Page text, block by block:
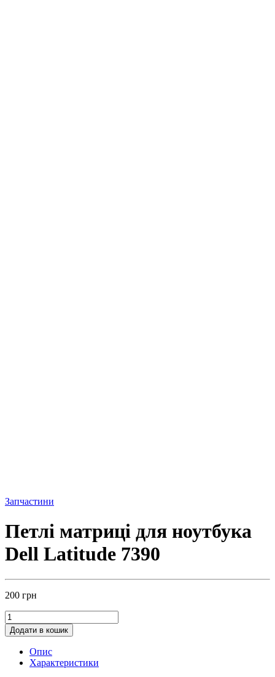
Запчастини
Петлі матриці для ноутбука
Dell Latitude 7390
200 грн
Додати в кошик
Опис
Характеристики